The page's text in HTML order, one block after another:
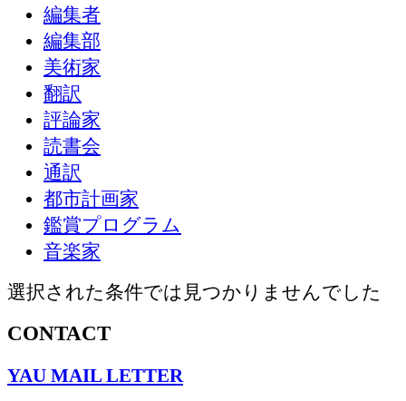
編集者
編集部
美術家
翻訳
評論家
読書会
通訳
都市計画家
鑑賞プログラム
音楽家
選択された条件では見つかりませんでした
CONTACT
YAU MAIL LETTER